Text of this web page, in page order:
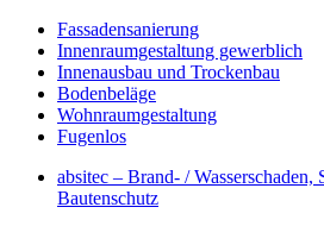
Fassadensanierung
Innenraumgestaltung gewerblich
Innenausbau und Trockenbau
Bodenbeläge
Wohnraumgestaltung
Fugenlos
absitec – Brand- / Wasserschaden,
Bautenschutz